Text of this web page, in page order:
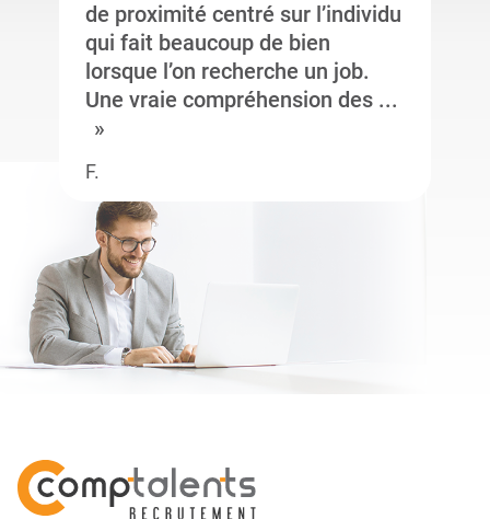
de proximité centré sur l’individu
qui fait beaucoup de bien
lorsque l’on recherche un job.
Une vraie compréhension des ...
F.